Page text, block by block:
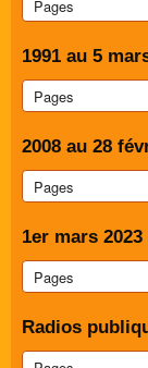
1991 au 5
2008 au 28
1er mars
Radios